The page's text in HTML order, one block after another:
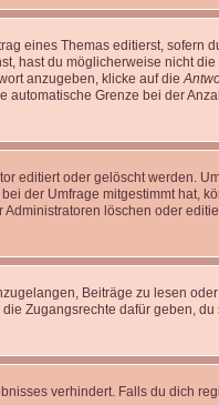
eines Themas editierst, sofern
hast du möglicherweise nicht
anzugeben, klicke auf die
Grenze bei der
editiert oder gelöscht werden.
der Umfrage mitgestimmt hat,
löschen oder
Beiträge zu lesen
Zugangsrechte dafür geben,
verhindert. Falls du dich